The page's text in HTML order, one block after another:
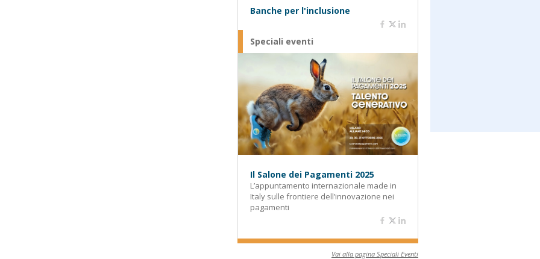
Banche per l'inclusione
Speciali eventi
Il Salone dei Pagamenti 2025
L’appuntamento internazionale made in
Italy sulle frontiere dell’innovazione nei
pagamenti
Vai alla pagina Speciali Eventi